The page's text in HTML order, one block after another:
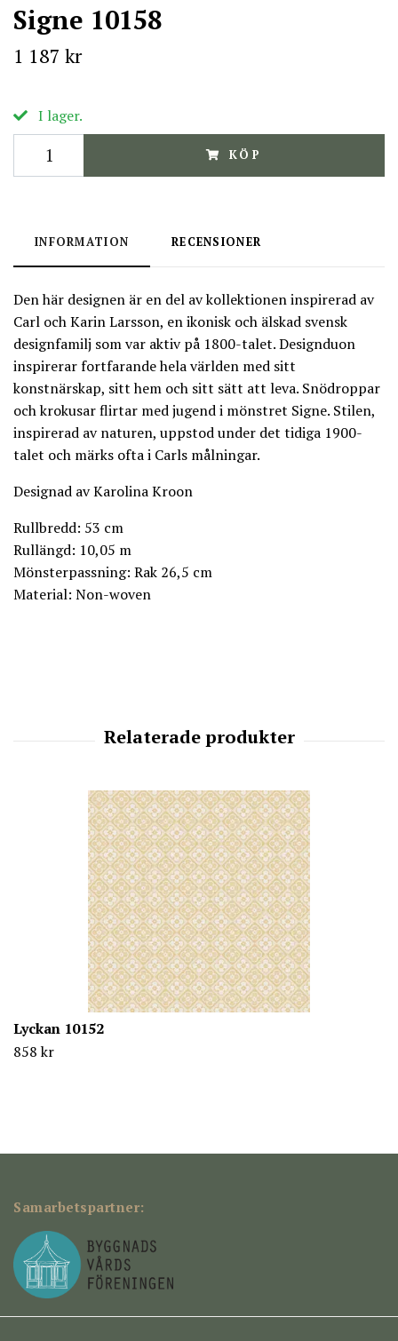
Signe 10158
1 187 kr
I lager.
KÖP
INFORMATION RECENSIONER
Den här designen är en del av kollektionen inspirerad av
Carl och Karin Larsson, en ikonisk och älskad svensk
designfamilj som var aktiv på 1800-talet. Designduon
inspirerar fortfarande hela världen med sitt
konstnärskap, sitt hem och sitt sätt att leva. Snödroppar
och krokusar flirtar med jugend i mönstret Signe. Stilen,
inspirerad av naturen, uppstod under det tidiga 1900-
talet och märks ofta i Carls målningar.
Designad av Karolina Kroon
Rullbredd: 53 cm
Rullängd: 10,05 m
Mönsterpassning: Rak 26,5 cm
Material: Non-woven
Lyckan 10152
858 kr
Samarbetspartner: